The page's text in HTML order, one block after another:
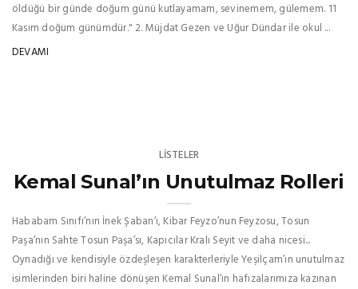
öldüğü bir günde doğum günü kutlayamam, sevinemem, gülemem. 11
Kasım doğum günümdür." 2. Müjdat Gezen ve Uğur Dündar ile okul ...
DEVAMI
LISTELER
Kemal Sunal’ın Unutulmaz Rolleri
Hababam Sınıfı’nın İnek Şaban’ı, Kibar Feyzo’nun Feyzosu, Tosun
Paşa’nın Sahte Tosun Paşa’sı, Kapıcılar Kralı Seyit ve daha nicesi...
Oynadığı ve kendisiyle özdeşleşen karakterleriyle Yeşilçam’ın unutulmaz
isimlerinden biri haline dönüşen Kemal Sunal’ın hafızalarımıza kazınan